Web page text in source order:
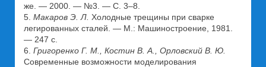
же. — 2000. — №3. — С. 3–8.
5. Макаров Э. Л. Холодные трещины при сварке
легированных сталей. — М.: Машиностроение, 1981.
— 247 с.
6. Григоренко Г. М., Костин В. А., Орловский В. Ю.
Современные возможности моделирования